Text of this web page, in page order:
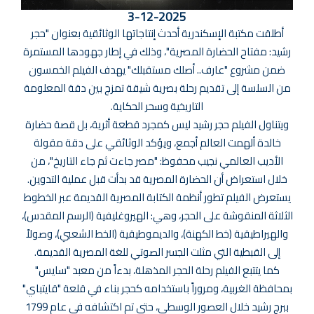
3-12-2025
أطلقت مكتبة الإسكندرية أحدث إنتاجاتها الوثائقية بعنوان "حجر
رشيد: مفتاح الحضارة المصرية"، وذلك في إطار جهودها المستمرة
ضمن مشروع "عارف.. أصلك مستقبلك" يهدف الفيلم الخمسون
من السلسة إلى تقديم رحلة بصرية شيقة تمزج بين دقة المعلومة
التاريخية وسحر الحكاية.
ويتناول الفيلم حجر رشيد ليس كمجرد قطعة أثرية، بل قصة حضارة
خالدة ألهمت العالم أجمع، ويؤكد الوثائقي على دقة مقولة
الأديب العالمي نجيب محفوظ: "مصر جاءت ثم جاء التاريخ"، من
خلال استعراض أن الحضارة المصرية قد بدأت قبل عملية التدوين.
يستعرض الفيلم تطور أنظمة الكتابة المصرية القديمة عبر الخطوط
الثلاثة المنقوشة على الحجر، وهي: الهيروغليفية (الرسم المقدس)،
والهيراطيقية (خط الكهنة)، والديموطيقية (الخط الشعبي)، وصولاً
إلى القبطية التي مثلت الجسر الصوتي للغة المصرية القديمة.
كما يتتبع الفيلم رحلة الحجر المذهلة، بدءاً من معبد "سايس"
بمحافظة الغربية، ومروراً باستخدامه كحجر بناء في قلعة "قايتباي"
ببرج رشيد خلال العصور الوسطى، حتى تم اكتشافه في عام 1799